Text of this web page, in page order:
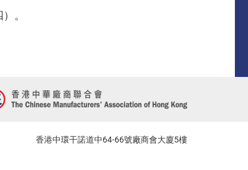
。
香港中環干諾道中64-66號廠商會大廈5樓